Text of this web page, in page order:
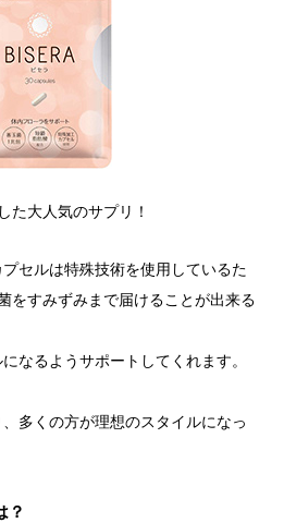
た大人気のサプリ！
セルは特殊技術を使用しているた
をすみずみまで届けることが出来る
なるようサポートしてくれます。
多くの方が理想のスタイルになっ
？